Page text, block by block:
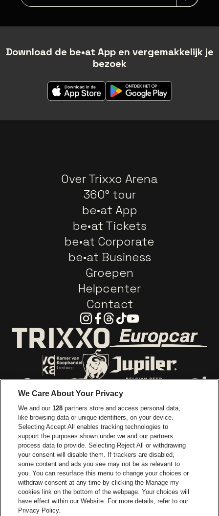
Download de be•at App en vergemakkelijk je
bezoek
Over Trixxo Arena
360° tour
be•at App
be•at Tickets
be•at Corporate
be•at Business
Groepen
Helpcenter
Contact
Instagram
Facebook
Threads
TiktokYoutube
Ga naar de website van Trixxo
Ga naar de website van Voka Limburg
Ga naar de website van Coca-Cola
Ga naar de website van
Ga naar de
Ga naar de website van Champagne
Ga naar de website
Ga naar de website van Het
Ga naar de
Ga naar de website van Holiday
Ga naar de
Trixxo Arena is een deel vanbe•at
Trixxo Arena
We Care About Your Privacy
We and our128 partners store and access personal data,
like browsing data or unique identifiers, on your device.
Selecting Accept All enables tracking technologies to
support the purposes shown under we and our partners
process data to provide. Selecting Reject All or withdrawing
your consent will disable them. If trackers are disabled,
some content and ads you see may not be as relevant to
you. You can resurface this menu to change your choices or
withdraw consent at any time by clicking the Manage my
cookies link on the bottom of the webpage. Your choices will
have effect within our Website. For more details, refer to our
Privacy Policy.